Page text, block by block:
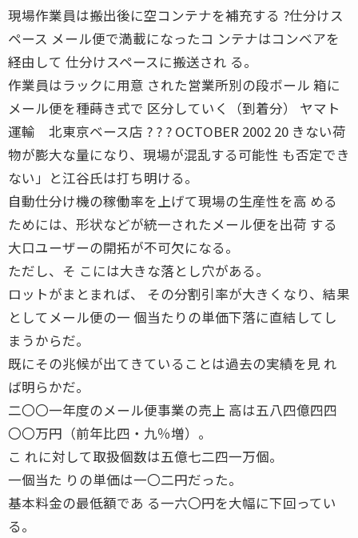
現場作業員は搬出後に空コンテナを補充する ?仕分けス
ペース メール便で満載になったコ ンテナはコンベアを
経由して 仕分けスペースに搬送され る。
作業員はラックに用意 された営業所別の段ボール 箱に
メール便を種蒔き式で 区分していく（到着分） ヤマト
運輸 北東京ベース店 ? ? ? OCTOBER 2002 20 きない荷
物が膨大な量になり、現場が混乱する可能性 も否定でき
ない」と江谷氏は打ち明ける。
自動仕分け機の稼働率を上げて現場の生産性を高 める
ためには、形状などが統一されたメール便を出荷 する
大口ユーザーの開拓が不可欠になる。
ただし、そ こには大きな落とし穴がある。
ロットがまとまれば、 その分割引率が大きくなり、結果
としてメール便の一 個当たりの単価下落に直結してし
まうからだ。
既にその兆候が出てきていることは過去の実績を見 れ
ば明らかだ。
二〇〇一年度のメール便事業の売上 高は五八四億四四
〇〇万円（前年比四・九％増）。
こ れに対して取扱個数は五億七二四一万個。
一個当た りの単価は一〇二円だった。
基本料金の最低額であ る一六〇円を大幅に下回ってい
る。